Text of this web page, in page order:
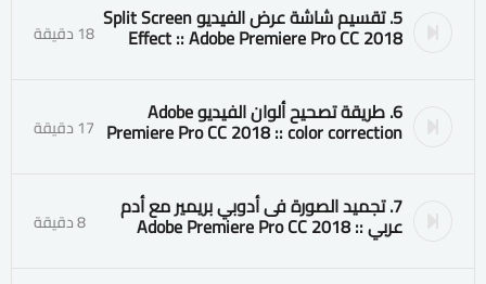
5. تقسيم شاشة عرض الفيديو Split Screen
Effect :: Adobe Premiere Pro CC 2018 18 دقيقة
6. طريقة تصحيح ألوان الفيديو Adobe
Premiere Pro CC 2018 :: color correction 17 دقيقة
7. تجميد الصورة فى أدوبي بريمير مع أدم
عربي :: Adobe Premiere Pro CC 2018 8 دقيقة